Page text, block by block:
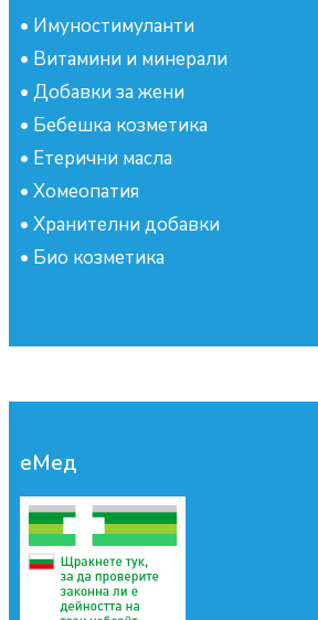
• Имуностимуланти
• Витамини и минерали
• Добавки за жени
• Бебешка козметика
• Етерични масла
• Хомеопатия
• Хранителни добавки
• Био козметика
еМед